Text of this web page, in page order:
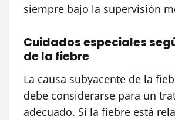
siempre bajo la supervisión
Cuidados especiales
de la fiebre
La causa subyacente de la
debe considerarse para un
adecuado. Si la fiebre está